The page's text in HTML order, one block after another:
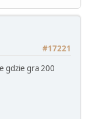
#17221
gdzie gra 200